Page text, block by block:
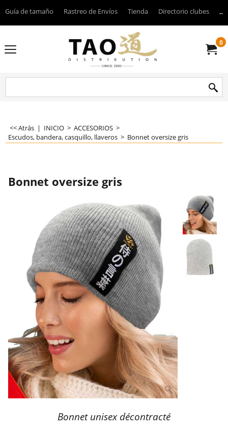
Guía de tamaño Rastreo de Envíos Tienda Directorio clubes
0
<< Atrás | INICIO > ACCESORIOS >
Escudos, bandera, casquillo, llaveros > Bonnet oversize gris
Bonnet oversize gris
Bonnet unisex décontracté